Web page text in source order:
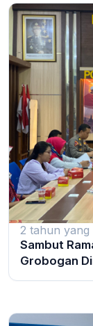
2 tahun yang
Sambut
Grobogan